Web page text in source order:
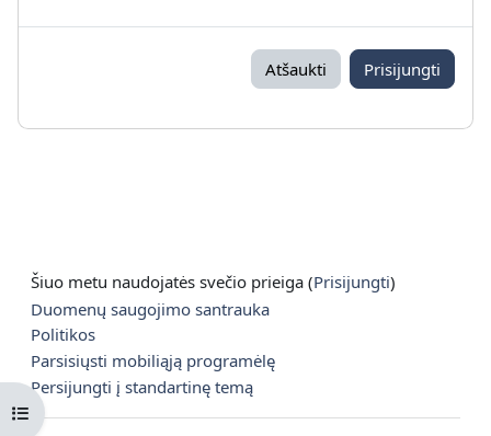
Atverti kurso rodyklę
Atšaukti Prisijungti
Šiuo metu naudojatės svečio prieiga (Prisijungti)
Duomenų saugojimo santrauka
Politikos
Parsisiųsti mobiliąją programėlę
Persijungti į standartinę temą